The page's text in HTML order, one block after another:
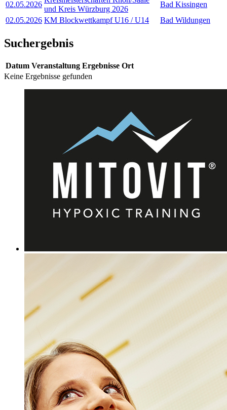
02.05.2026
und Kreis Würzburg 2026
Bad Kissingen
02.05.2026 KM Blockwettkampf U16 / U14 Bad Wildungen
Suchergebnis
Datum Veranstaltung Ergebnisse Ort
Keine Ergebnisse gefunden